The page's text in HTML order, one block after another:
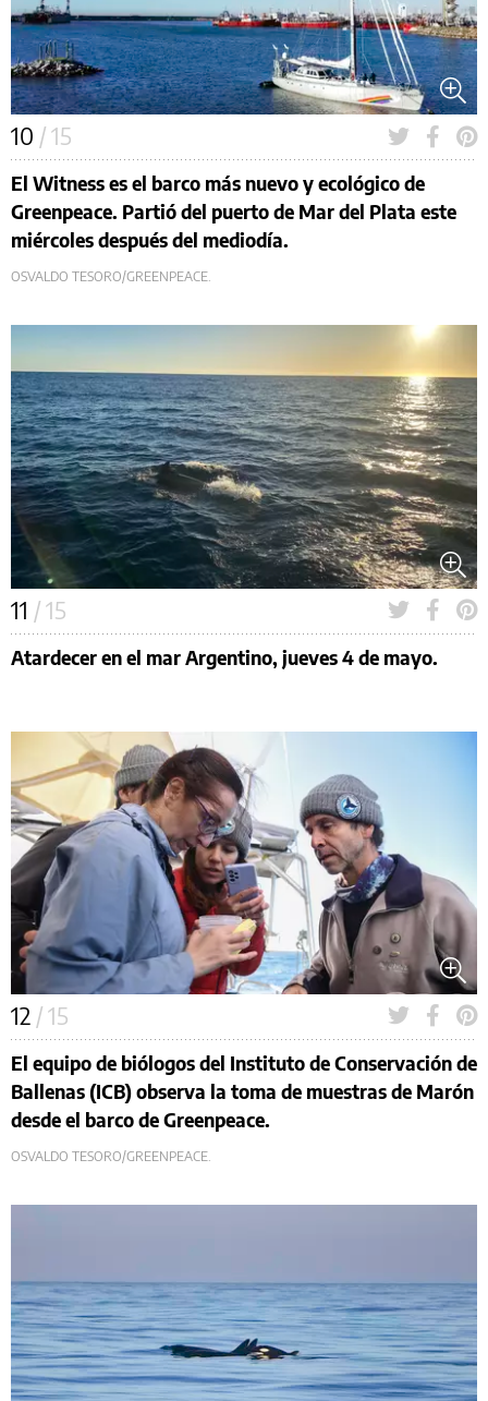
10 / 15
El Witness es el barco más nuevo y ecológico de
Greenpeace. Partió del puerto de Mar del Plata este
miércoles después del mediodía.
OSVALDO TESORO/GREENPEACE.
11 / 15
Atardecer en el mar Argentino, jueves 4 de mayo.
12 / 15
El equipo de biólogos del Instituto de Conservación de
Ballenas (ICB) observa la toma de muestras de Marón
desde el barco de Greenpeace.
OSVALDO TESORO/GREENPEACE.